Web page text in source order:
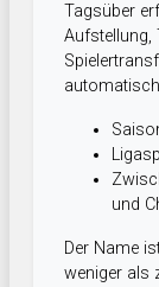
Tagsüber
Aufstellung,
und
Der Name
weniger als